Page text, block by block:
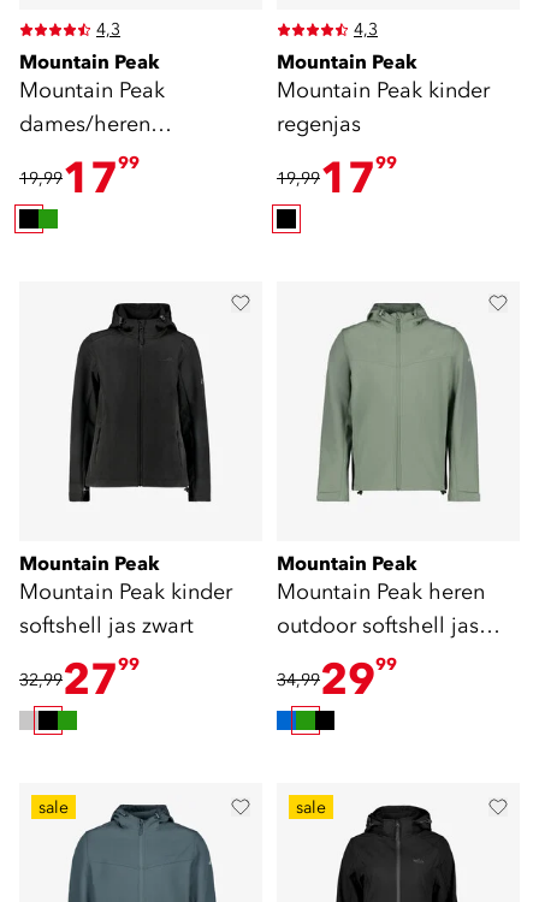
4,3
Mountain Peak
Mountain Peak
dames/heren
regenponcho
19,991799
4,3
Mountain Peak
Mountain Peak kinder
regenjas
19,991799
Mountain Peak
Mountain Peak kinder
softshell jas zwart
32,992799
Mountain Peak
Mountain Peak heren
outdoor softshell jas
groen
34,992999
sale sale